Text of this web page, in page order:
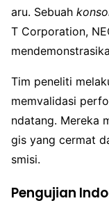
aru. Sebuah
T Corporation,
Tim peneliti
memvalidasi
ndatang. Mereka
gis yang cermat
smisi.
Pengujian